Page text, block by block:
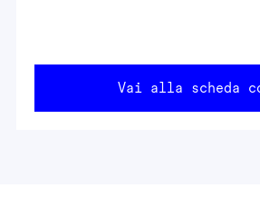
Vai alla scheda